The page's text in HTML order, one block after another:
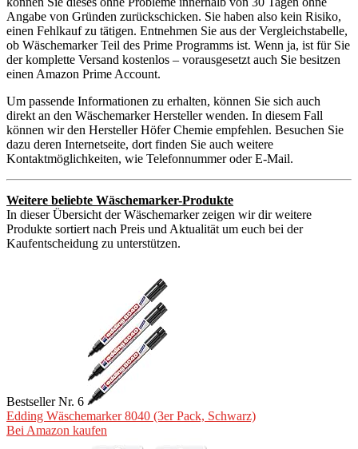
Angabe von Gründen zurückschicken. Sie haben also kein Risiko,
einen Fehlkauf zu tätigen. Entnehmen Sie aus der Vergleichstabelle,
ob Wäschemarker Teil des Prime Programms ist. Wenn ja, ist für Sie
der komplette Versand kostenlos – vorausgesetzt auch Sie besitzen
einen Amazon Prime Account.
Um passende Informationen zu erhalten, können Sie sich auch
direkt an den Wäschemarker Hersteller wenden. In diesem Fall
können wir den Hersteller Höfer Chemie empfehlen. Besuchen Sie
dazu deren Internetseite, dort finden Sie auch weitere
Kontaktmöglichkeiten, wie Telefonnummer oder E-Mail.
Weitere beliebte Wäschemarker-Produkte
In dieser Übersicht der Wäschemarker zeigen wir dir weitere
Produkte sortiert nach Preis und Aktualität um euch bei der
Kaufentscheidung zu unterstützen.
Bestseller Nr. 6
Edding Wäschemarker 8040 (3er Pack, Schwarz)
Bei Amazon kaufen